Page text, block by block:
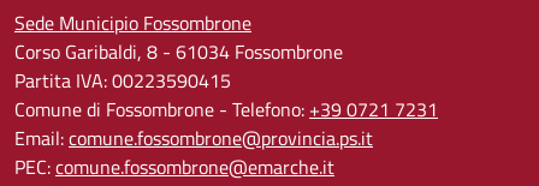
Sede Municipio Fossombrone
Corso Garibaldi, 8 - 61034 Fossombrone
Partita IVA: 00223590415
Comune di Fossombrone - Telefono: +39 0721 7231
Email:comune.fossombrone@provincia.ps.it
PEC:comune.fossombrone@emarche.it